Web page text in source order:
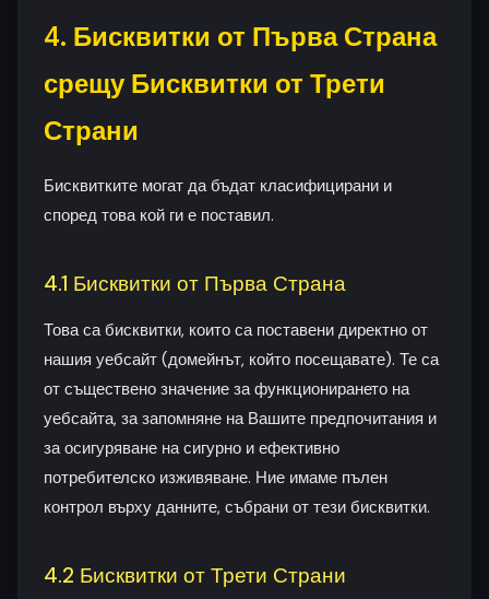
4. Бисквитки от Първа Страна
срещу Бисквитки от Трети
Страни
Бисквитките могат да бъдат класифицирани и
според това кой ги е поставил.
4.1 Бисквитки от Първа Страна
Това са бисквитки, които са поставени директно от
нашия уебсайт (домейнът, който посещавате). Те са
от съществено значение за функционирането на
уебсайта, за запомняне на Вашите предпочитания и
за осигуряване на сигурно и ефективно
потребителско изживяване. Ние имаме пълен
контрол върху данните, събрани от тези бисквитки.
4.2 Бисквитки от Трети Страни